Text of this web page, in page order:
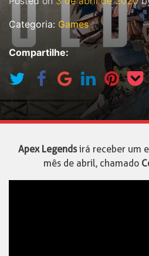
Categoria: Games
Compartilhe:
Apex Legendsirá receber um
mês de abril, chamado